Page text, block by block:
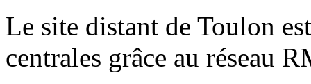
Le site distant de Toulon
centrales grâce au réseau